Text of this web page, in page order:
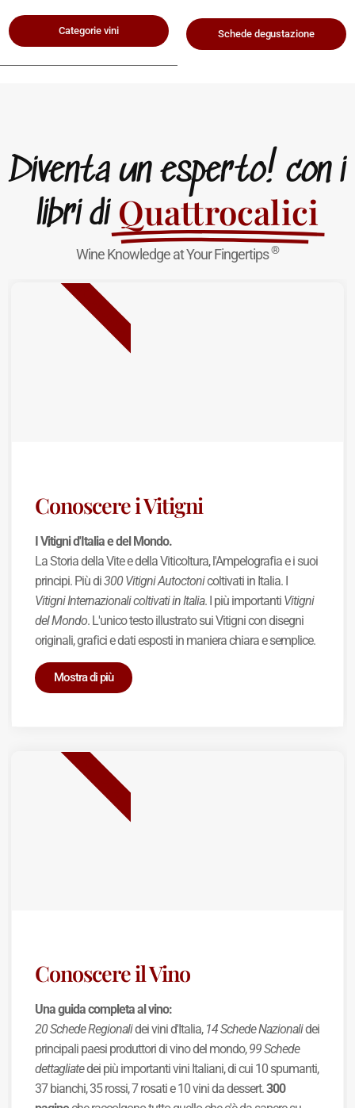
Categorie vini Schede degustazione
Diventa un esperto! con i
libri di Quattrocalici
Wine Knowledge at Your Fingertips®
Conoscere i Vitigni
I Vitigni d'Italia e del Mondo.
La Storia della Vite e della Viticoltura, l'Ampelografia e i suoi
principi. Più di300 Vitigni Autoctonicoltivati in Italia. I
Vitigni Internazionali coltivati in Italia. I più importanti Vitigni
del Mondo. L'unico testo illustrato sui Vitigni con disegni
originali, grafici e dati esposti in maniera chiara e semplice.
Mostra di più
NUOVA USCITA
Conoscere il Vino
Una guida completa al vino:
20 Schede Regionalidei vini d'Italia, 14 Schede Nazionalidei
principali paesi produttori di vino del mondo,99 Schede
dettagliatedei più importanti vini Italiani, di cui 10 spumanti,
37 bianchi, 35 rossi, 7 rosati e 10 vini da dessert.300
BEST SELLER